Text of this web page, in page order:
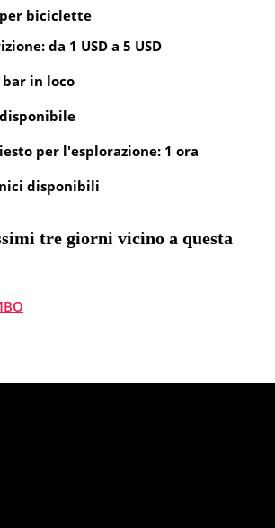
per biciclette
da 1 USD a 5 USD
in loco
per l'esplorazione: 1 ora
disponibili
tre giorni vicino a questa